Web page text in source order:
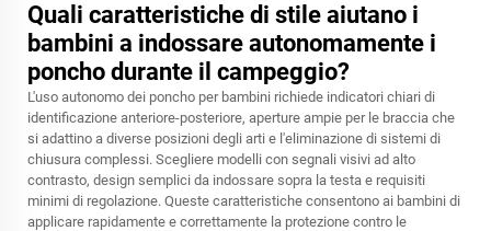
Quali caratteristiche di stile aiutano i
bambini a indossare autonomamente i
poncho durante il campeggio?
L'uso autonomo dei poncho per bambini richiede indicatori chiari di
identificazione anteriore-posteriore, aperture ampie per le braccia che
si adattino a diverse posizioni degli arti e l'eliminazione di sistemi di
chiusura complessi. Scegliere modelli con segnali visivi ad alto
contrasto, design semplici da indossare sopra la testa e requisiti
minimi di regolazione. Queste caratteristiche consentono ai bambini di
applicare rapidamente e correttamente la protezione contro le